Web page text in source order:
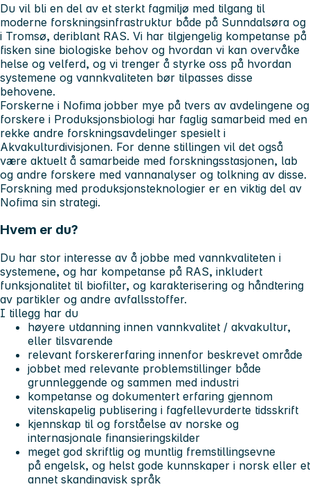
Du vil bli en del av et sterkt fagmiljø med tilgang til
moderne forskningsinfrastruktur både på Sunndalsøra og
i Tromsø, deriblant RAS. Vi har tilgjengelig kompetanse på
fisken sine biologiske behov og hvordan vi kan overvåke
helse og velferd, og vi trenger å styrke oss på hvordan
systemene og vannkvaliteten bør tilpasses disse
behovene.
Forskerne i Nofima jobber mye på tvers av avdelingene og
forskere i Produksjonsbiologi har faglig samarbeid med en
rekke andre forskningsavdelinger spesielt i
Akvakulturdivisjonen. For denne stillingen vil det også
være aktuelt å samarbeide med forskningsstasjonen, lab
og andre forskere med vannanalyser og tolkning av disse.
Forskning med produksjonsteknologier er en viktig del av
Nofima sin strategi.
Hvem er du?
Du har stor interesse av å jobbe med vannkvaliteten i
systemene, og har kompetanse på RAS, inkludert
funksjonalitet til biofilter, og karakterisering og håndtering
av partikler og andre avfallsstoffer.
I tillegg har du
høyere utdanning innen vannkvalitet / akvakultur,
eller tilsvarende
relevant forskererfaring innenfor beskrevet område
jobbet med relevante problemstillinger både
grunnleggende og sammen med industri
kompetanse og dokumentert erfaring gjennom
vitenskapelig publisering i fagfellevurderte tidsskrift
kjennskap til og forståelse av norske og
internasjonale finansieringskilder
meget god skriftlig og muntlig fremstillingsevne
på engelsk, og helst gode kunnskaper i norsk eller et
annet skandinavisk språk